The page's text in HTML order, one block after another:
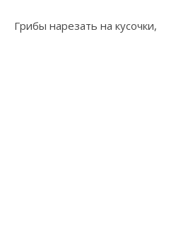
Грибы нарезать на кусочки,